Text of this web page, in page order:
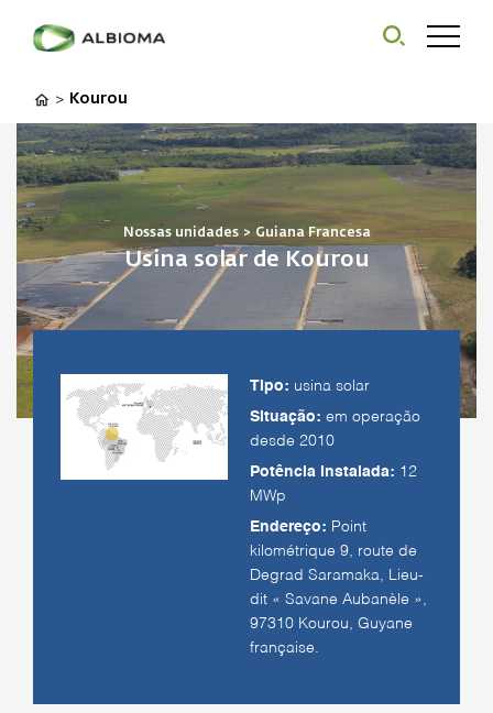
> Kourou
Nossas unidades > Guiana Francesa
Usina solar de Kourou
Tipo: usina solar
Situação: em operação
desde 2010
Potência instalada: 12
MWp
Endereço: Point
kilométrique 9, route de
Degrad Saramaka, Lieu-
dit « Savane Aubanèle »,
97310 Kourou, Guyane
française.